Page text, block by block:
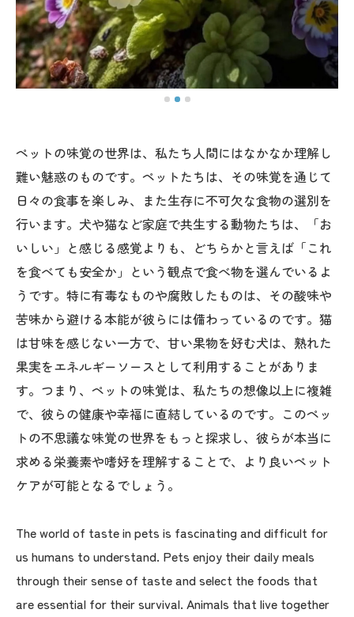
ペットの味覚の世界は、私たち人間にはなかなか理解し
難い魅惑のものです。ペットたちは、その味覚を通じて
日々の食事を楽しみ、また生存に不可欠な食物の選別を
行います。犬や猫など家庭で共生する動物たちは、「お
いしい」と感じる感覚よりも、どちらかと言えば「これ
を食べても安全か」という観点で食べ物を選んでいるよ
うです。特に有毒なものや腐敗したものは、その酸味や
苦味から避ける本能が彼らには備わっているのです。猫
は甘味を感じない一方で、甘い果物を好む犬は、熟れた
果実をエネルギーソースとして利用することがありま
す。つまり、ペットの味覚は、私たちの想像以上に複雑
で、彼らの健康や幸福に直結しているのです。このペッ
トの不思議な味覚の世界をもっと探求し、彼らが本当に
求める栄養素や嗜好を理解することで、より良いペット
ケアが可能となるでしょう。
The world of taste in pets is fascinating and difficult for
us humans to understand. Pets enjoy their daily meals
through their sense of taste and select the foods that
are essential for their survival. Animals that live together